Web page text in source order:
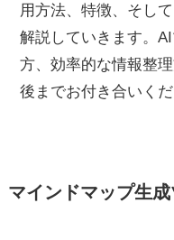
用方法、特徴、そし
解説していきます。
方、効率的な情報整
後までお付き合いくだ
マインドマップ生